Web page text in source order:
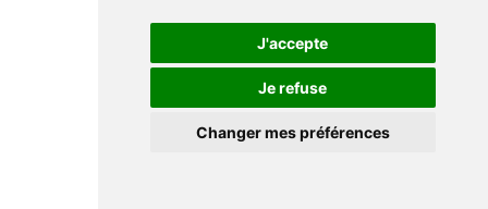
J'accepte
Je refuse
Changer mes préférences